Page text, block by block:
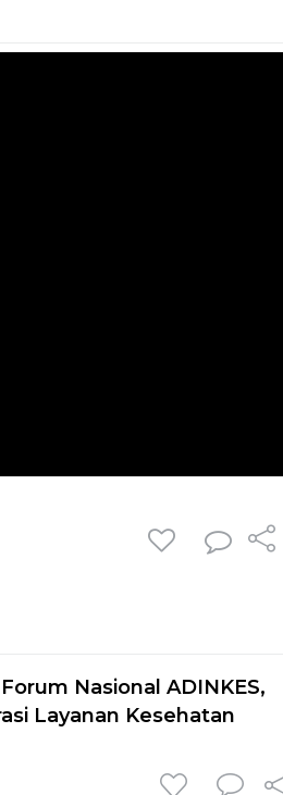
Nasional ADINKES,
Layanan Kesehatan